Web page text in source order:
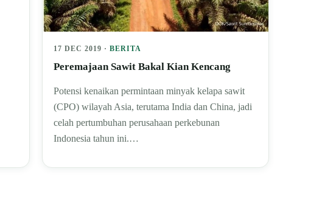
17 DEC 2019 · BERITA
Peremajaan Sawit Bakal Kian Kencang
Potensi kenaikan permintaan minyak kelapa sawit
(CPO) wilayah Asia, terutama India dan China, jadi
celah pertumbuhan perusahaan perkebunan
Indonesia tahun ini.…